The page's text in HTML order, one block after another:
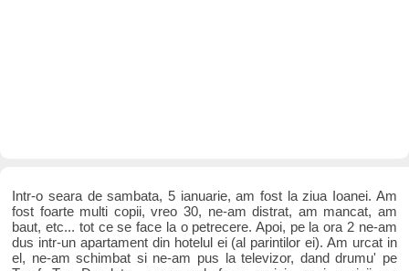
Intr-o seara de sambata, 5 ianuarie, am fost la ziua Ioanei. Am
fost foarte multi copii, vreo 30, ne-am distrat, am mancat, am
baut, etc... tot ce se face la o petrecere. Apoi, pe la ora 2 ne-am
dus intr-un apartament din hotelul ei (al parintilor ei). Am urcat in
el, ne-am schimbat si ne-am pus la televizor, dand drumu' pe